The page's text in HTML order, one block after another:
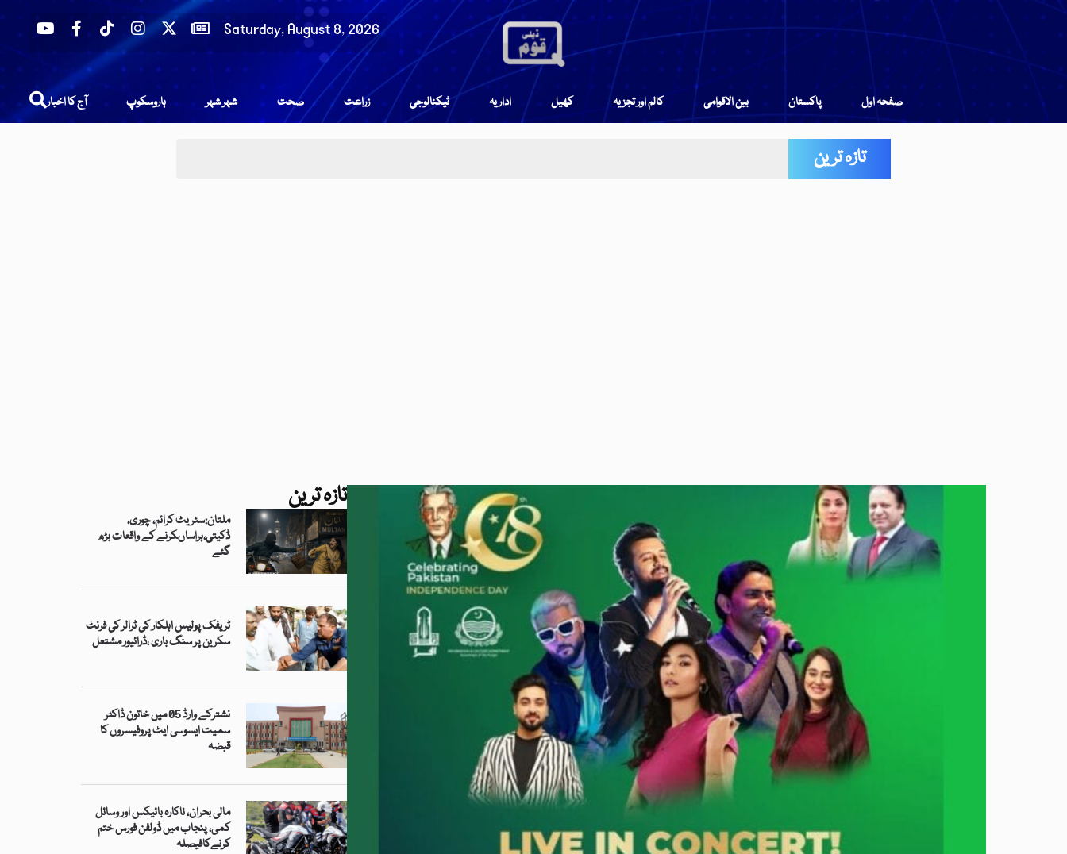
Saturday, August 8, 2026
آج کا اخبار ہاروسکوپ شہر شہر صحت زراعت ٹیکنالوجی اداریہ کھیل کالم اور تجزیہ بین الاقوامی پاکستان صفحہ اول
تازہ ترین
تازہ ترین
ملتان:سٹریٹ کرائم، چوری،
ڈکیتی،ہراساںکرنے کے واقعات بڑھ
گئے
ٹریفک پولیس اہلکار کی ٹرالر کی فرنٹ
سکرین پر سنگ باری ،ڈرائیور مشتعل
نشترکے وارڈ 05 میں خاتون ڈاکٹر
سمیت ایسوسی ایٹ پروفیسروں کا
قبضہ
مالی بحران، ناکارہ بائیکس اور وسائل
کمی، پنجاب میں ڈولفن فورس ختم
کرنےکافیصلہ